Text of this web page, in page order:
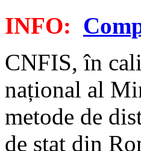
INFO:
CNFIS, în
național al
metode de
de stat din